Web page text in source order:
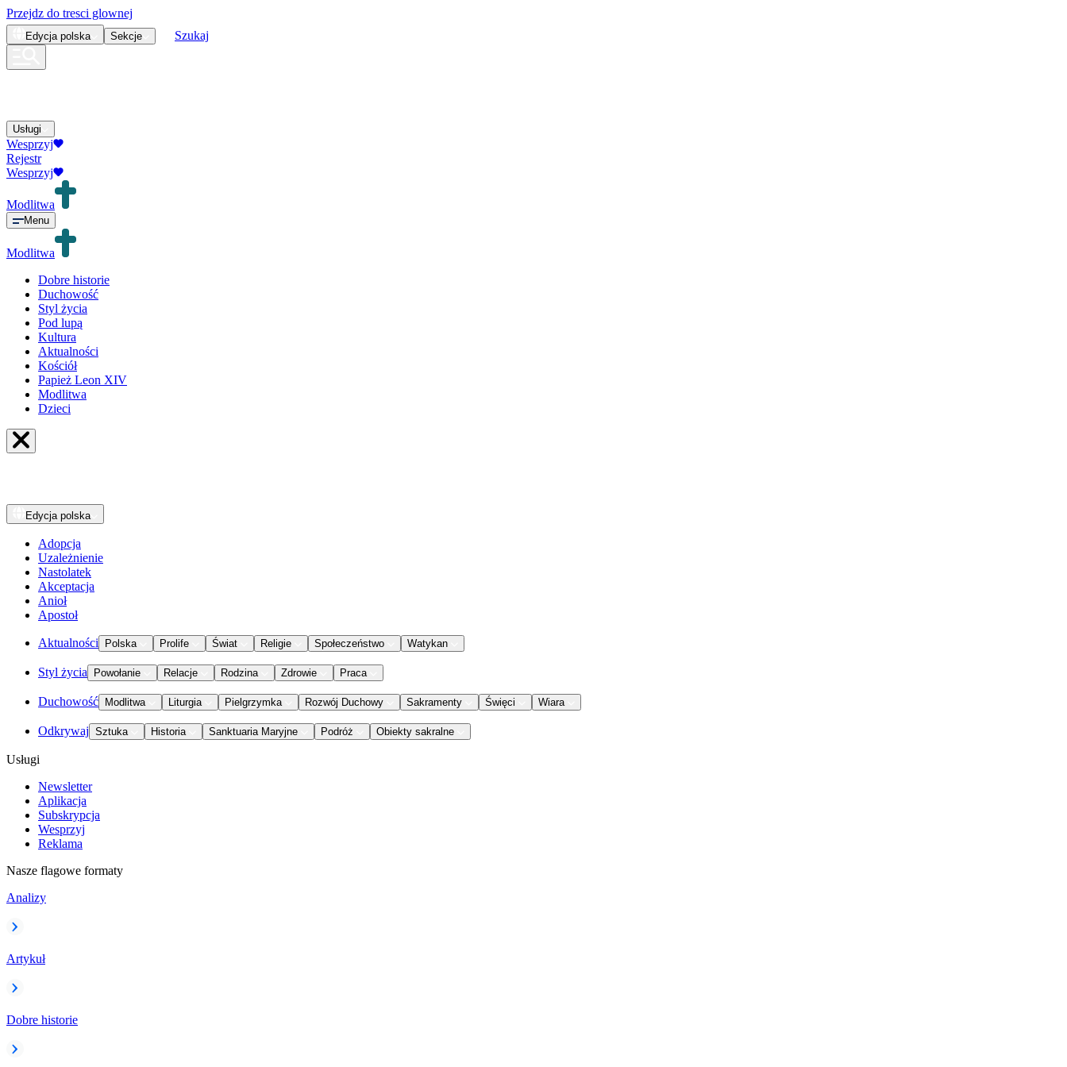
Przejdz do tresci glownej
Edycja polska Sekcje Szukaj
Usługi
Wesprzyj
Rejestr
Wesprzyj
Modlitwa
Menu
Modlitwa
Dobre historie
Duchowość
Styl życia
Pod lupą
Kultura
Aktualności
Kościół
Papież Leon XIV
Modlitwa
Dzieci
Edycja polska
Adopcja
Uzależnienie
Nastolatek
Akceptacja
Anioł
Apostoł
Aktualności Polska Prolife Świat Religie Społeczeństwo Watykan
Styl życia Powołanie Relacje Rodzina Zdrowie Praca
Duchowość Modlitwa Liturgia Pielgrzymka Rozwój Duchowy Sakramenty Święci Wiara
Odkrywaj Sztuka Historia Sanktuaria Maryjne Podróż Obiekty sakralne
Usługi
Newsletter
Aplikacja
Subskrypcja
Wesprzyj
Reklama
Nasze flagowe formaty
Analizy
Artykuł
Dobre historie